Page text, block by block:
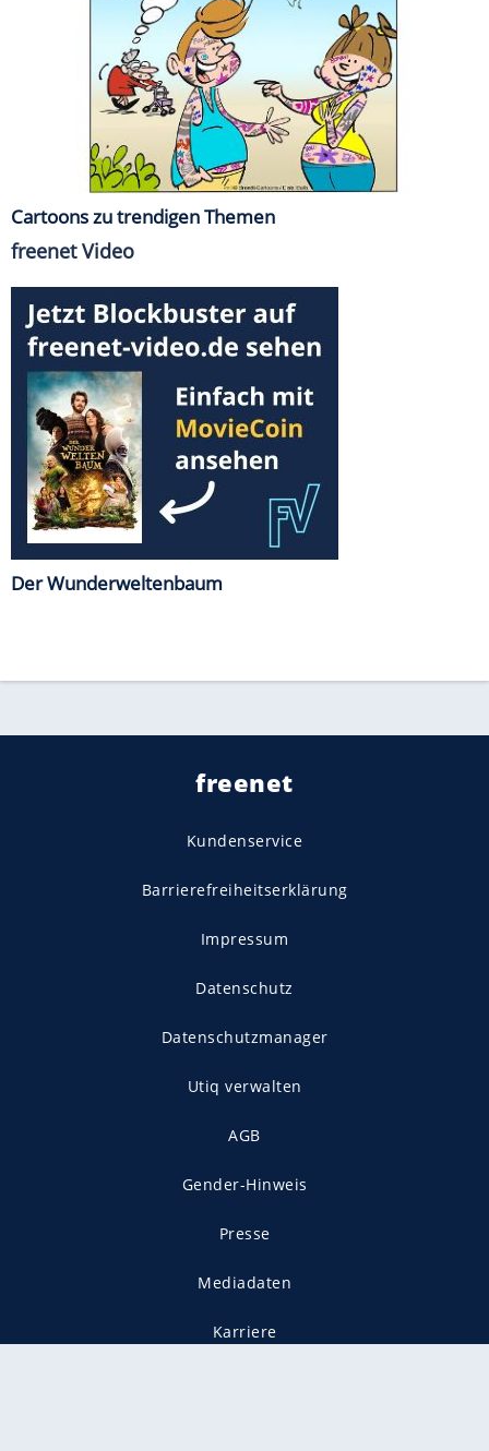
Cartoons zu trendigen Themen
freenet Video
Der Wunderweltenbaum
freenet
Kundenservice
Barrierefreiheitserklärung
Impressum
Datenschutz
Datenschutzmanager
Utiq verwalten
AGB
Gender-Hinweis
Presse
Mediadaten
Karriere